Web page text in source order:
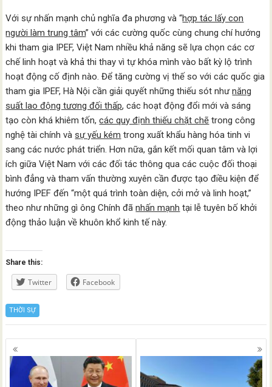
Với sự nhấn mạnh chủ nghĩa đa phương và “hợp tác lấy con
người làm trung tâm” với các cường quốc cùng chung chí hướng
khi tham gia IPEF, Việt Nam nhiều khả năng sẽ lựa chọn các cơ
chế linh hoạt và khả thi thay vì tự khóa mình vào bất kỳ lộ trình
hoạt động cố định nào. Để tăng cường vị thế so với các quốc gia
tham gia IPEF, Hà Nội cần giải quyết những thiếu sót nhưnăng
suất lao động tương đối thấp, các hoạt động đổi mới và sáng
tạo còn khá khiêm tốn,các quy định thiếu chặt chẽ trong công
nghệ tài chính vàsự yếu kém trong xuất khẩu hàng hóa tinh vi
sang các nước phát triển. Hơn nữa, gắn kết mối quan tâm và lợi
ích giữa Việt Nam với các đối tác thông qua các cuộc đối thoại
bình đẳng và tham vấn thường xuyên cần được tạo điều kiện để
hướng IPEF đến “một quá trình toàn diện, cởi mở và linh hoạt,”
theo như những gì ông Chính đãnhấn mạnh tại lễ tuyên bố khởi
động thảo luận về khuôn khổ kinh tế này.
Share this:
Twitter Facebook
THỜI SỰ
Posts
navigation